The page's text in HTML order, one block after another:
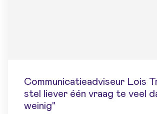
Communicatieadviseur Lois
stel liever één vraag te veel
weinig"